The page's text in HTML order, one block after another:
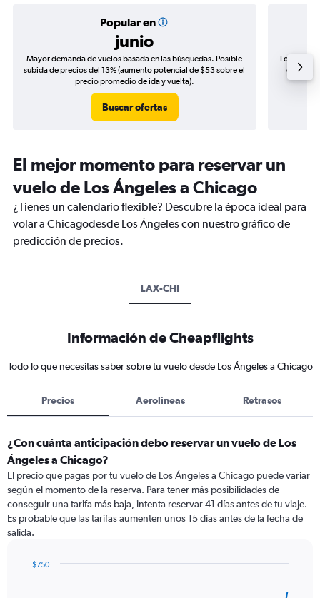
Popular en
junio
Mayor demanda de vuelos basada en las búsquedas. Posible
subida de precios del 13% (aumento potencial de $53 sobre el
precio promedio de ida y vuelta).
Buscar ofertas
Los
de
El mejor momento para reservar un
vuelo de Los Ángeles a Chicago
¿Tienes un calendario flexible? Descubre la época ideal para
volar a Chicagodesde Los Ángeles con nuestro gráfico de
predicción de precios.
LAX-CHI
Información de Cheapflights
Todo lo que necesitas saber sobre tu vuelo desde Los Ángeles a Chicago
Precios Aerolíneas Retrasos
¿Con cuánta anticipación debo reservar un vuelo de Los
Ángeles a Chicago?
El precio que pagas por tu vuelo de Los Ángeles a Chicago puede variar
según el momento de la reserva. Para tener más posibilidades de
conseguir una tarifa más baja, intenta reservar 41 días antes de tu viaje.
Es probable que las tarifas aumenten unos 15 días antes de la fecha de
salida.
$750